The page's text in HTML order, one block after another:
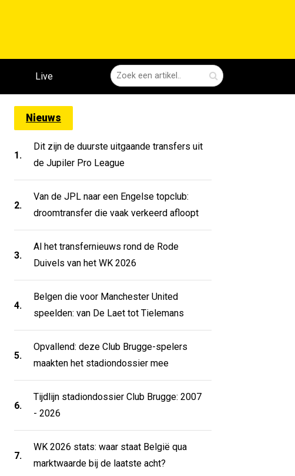
Live
Nieuws
1.
Dit zijn de duurste uitgaande transfers uit
de Jupiler Pro League
2.
Van de JPL naar een Engelse topclub:
droomtransfer die vaak verkeerd afloopt
3.
Al het transfernieuws rond de Rode
Duivels van het WK 2026
4.
Belgen die voor Manchester United
speelden: van De Laet tot Tielemans
5.
Opvallend: deze Club Brugge-spelers
maakten het stadiondossier mee
6.
Tijdlijn stadiondossier Club Brugge: 2007
- 2026
7.
WK 2026 stats: waar staat België qua
marktwaarde bij de laatste acht?